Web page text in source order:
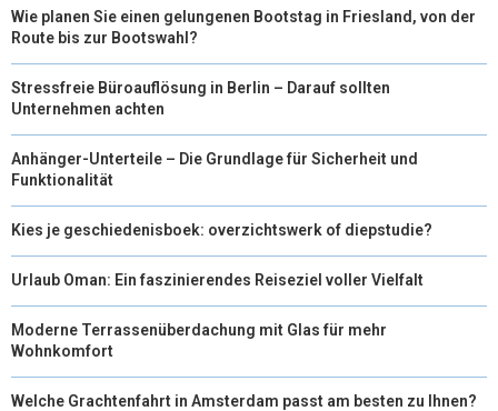
Wie planen Sie einen gelungenen Bootstag in Friesland, von der
Route bis zur Bootswahl?
Stressfreie Büroauflösung in Berlin – Darauf sollten
Unternehmen achten
Anhänger-Unterteile – Die Grundlage für Sicherheit und
Funktionalität
Kies je geschiedenisboek: overzichtswerk of diepstudie?
Urlaub Oman: Ein faszinierendes Reiseziel voller Vielfalt
Moderne Terrassenüberdachung mit Glas für mehr
Wohnkomfort
Welche Grachtenfahrt in Amsterdam passt am besten zu Ihnen?